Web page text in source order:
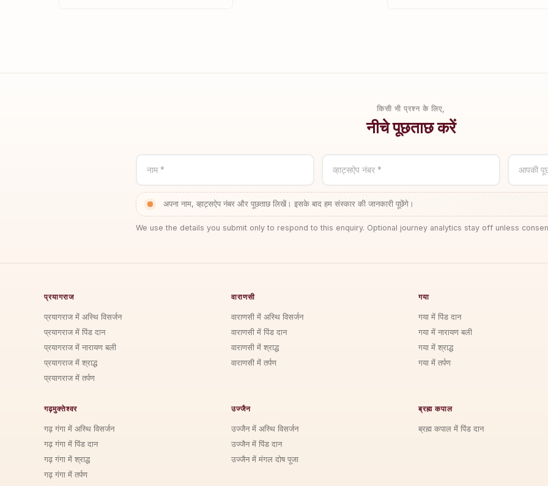
किसी भी प्रश्न के लिए,
नीचे पूछताछ करें
नाम * व्हाट्सऐप नंबर * आपकी
अपना नाम, व्हाट्सऐप नंबर और पूछताछ लिखें। इसके बाद हम संस्कार की जानकारी पूछेंगे।
We use the details you submit only to respond to this enquiry. Optional journey analytics stay off unless
प्रयागराज
प्रयागराज में अस्थि विसर्जन
प्रयागराज में पिंड दान
प्रयागराज में नारायण बली
प्रयागराज में श्राद्ध
प्रयागराज में तर्पण
वाराणसी
वाराणसी में अस्थि विसर्जन
वाराणसी में पिंड दान
वाराणसी में श्राद्ध
वाराणसी में तर्पण
गया
गया में पिंड दान
गया में नारायण बली
गया में श्राद्ध
गया में तर्पण
गढ़मुक्तेश्वर
गढ़ गंगा में अस्थि विसर्जन
गढ़ गंगा में पिंड दान
गढ़ गंगा में श्राद्ध
गढ़ गंगा में तर्पण
उज्जैन
उज्जैन में अस्थि विसर्जन
उज्जैन में पिंड दान
उज्जैन में मंगल दोष पूजा
ब्रह्म कपाल
ब्रह्म कपाल में पिंड दान